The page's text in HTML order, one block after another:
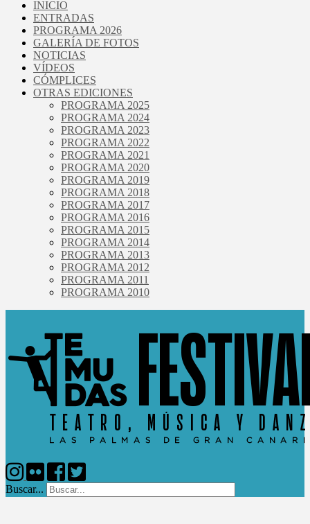
INICIO
ENTRADAS
PROGRAMA 2026
GALERÍA DE FOTOS
NOTICIAS
VÍDEOS
CÓMPLICES
OTRAS EDICIONES
PROGRAMA 2025
PROGRAMA 2024
PROGRAMA 2023
PROGRAMA 2022
PROGRAMA 2021
PROGRAMA 2020
PROGRAMA 2019
PROGRAMA 2018
PROGRAMA 2017
PROGRAMA 2016
PROGRAMA 2015
PROGRAMA 2014
PROGRAMA 2013
PROGRAMA 2012
PROGRAMA 2011
PROGRAMA 2010
Buscar...